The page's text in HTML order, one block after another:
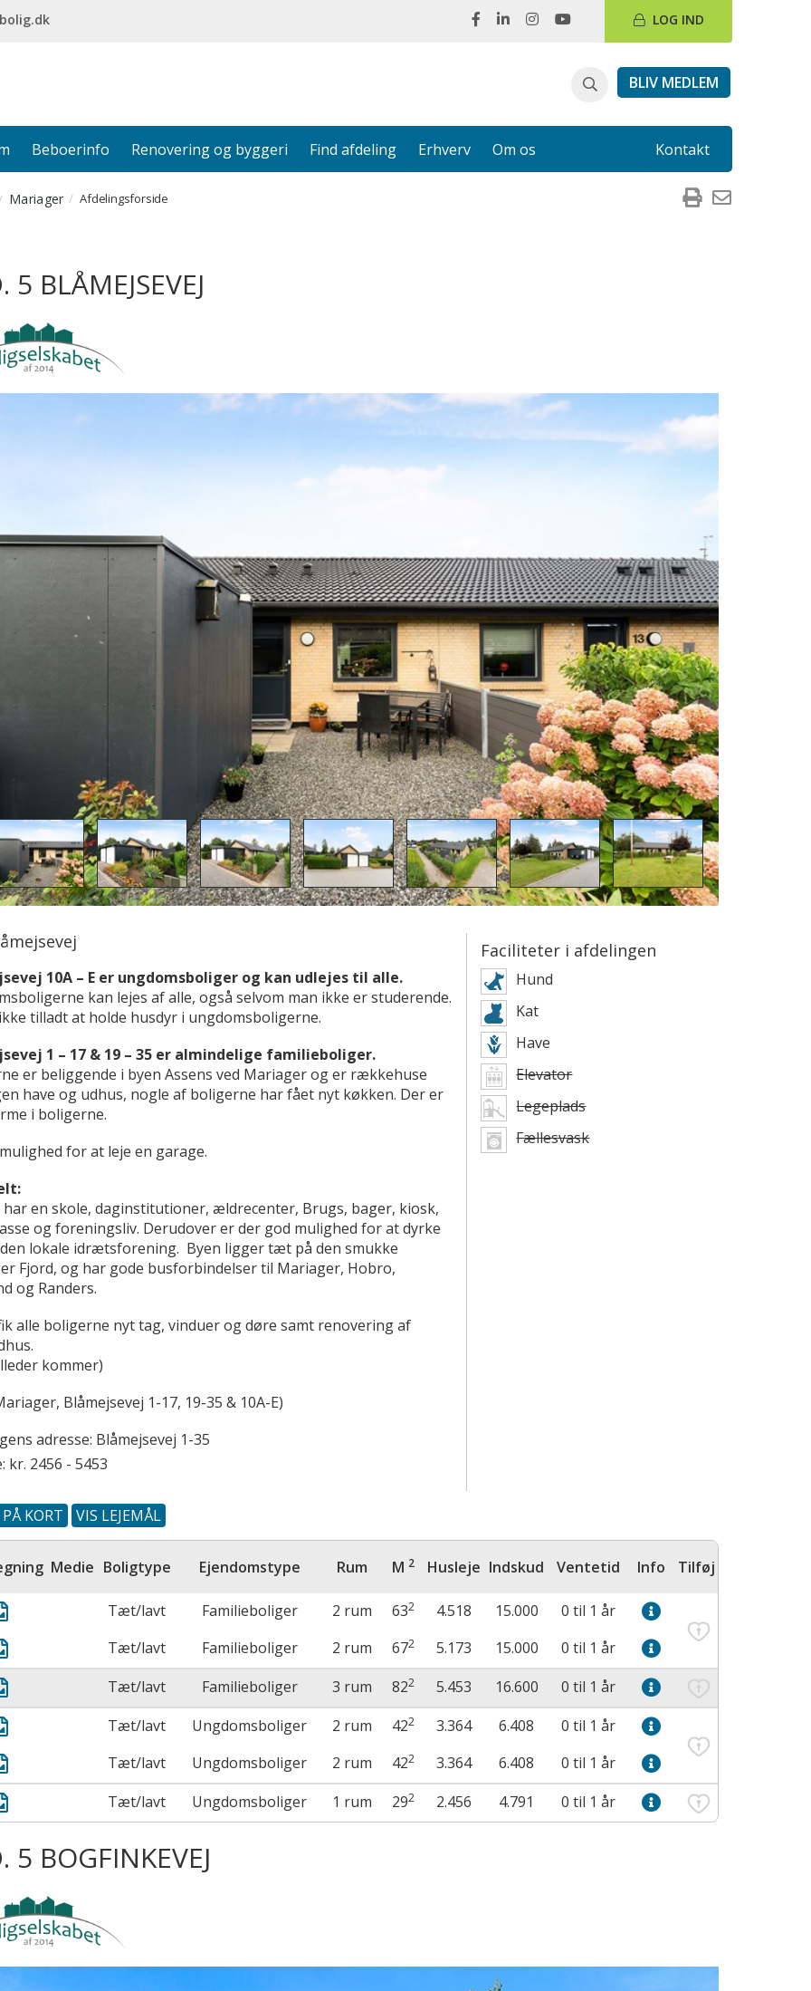
LOG IND
BLIV MEDLEM
Beboerinfo Renovering og byggeri Find afdeling Erhverv Om os Kontakt
Mariager Afdelingsforside
5 BLÅMEJSEVEJ
10A – E er ungdomsboliger og kan udlejes til alle.
kan lejes af alle, også selvom man ikke er studerende.
tilladt at holde husdyr i ungdomsboligerne.
1 – 17 & 19 – 35 er almindelige familieboliger.
er beliggende i byen Assens ved Mariager og er rækkehuse
have og udhus, nogle af boligerne har fået nyt køkken. Der er
i boligerne.
for at leje en garage.
har en skole, daginstitutioner, ældrecenter, Brugs, bager, kiosk,
og foreningsliv. Derudover er der god mulighed for at dyrke
lokale idrætsforening. Byen ligger tæt på den smukke
Fjord, og har gode busforbindelser til Mariager, Hobro,
og Randers.
alle boligerne nyt tag, vinduer og døre samt renovering af
kommer)
Blåmejsevej 1-17, 19-35 & 10A-E)
adresse: Blåmejsevej 1-35
kr. 2456 - 5453
Faciliteter i afdelingen
Hund
Kat
Have
Elevator
Legeplads
Fællesvask
KORT VIS LEJEMÅL
Medie Boligtype Ejendomstype Rum M 2 Husleje Indskud Ventetid Info Tilføj
Tæt/lavt Familieboliger 2 rum 632 4.518 15.000
0 til 1 år
Tæt/lavt
Familieboliger 2 rum 672 5.173 15.000
0 til 1 år
Tæt/lavt
Familieboliger 3 rum 822 5.453 16.600
0 til 1 år
Tæt/lavt
Ungdomsboliger 2 rum 422 3.364 6.408
0 til 1 år
Tæt/lavt
Ungdomsboliger 2 rum 422 3.364 6.408
0 til 1 år
Tæt/lavt
Ungdomsboliger 1 rum 292 2.456 4.791 0 til 1 år
5 BOGFINKEVEJ